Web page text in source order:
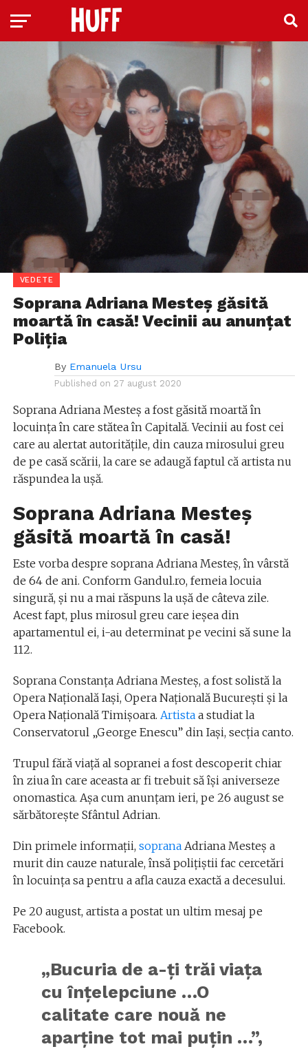
VEDETE
Soprana Adriana Mesteș găsită
moartă în casă! Vecinii au anunțat
Poliția
By Emanuela Ursu
Published on 27 august 2020
Soprana Adriana Mesteș a fost găsită moartă în
locuința în care stătea în Capitală. Vecinii au fost cei
care au alertat autoritățile, din cauza mirosului greu
de pe casă scării, la care se adaugă faptul că artista nu
răspundea la ușă.
Soprana Adriana Mesteș
găsită moartă în casă!
Este vorba despre soprana Adriana Mesteș, în vârstă
de 64 de ani. Conform Gandul.ro, femeia locuia
singură, și nu a mai răspuns la ușă de câteva zile.
Acest fapt, plus mirosul greu care ieșea din
apartamentul ei, i-au determinat pe vecini să sune la
112.
Soprana Constanţa Adriana Mesteş, a fost solistă la
Opera Națională Iași, Opera Națională București și la
Opera Națională Timișoara. Artistaa studiat la
Conservatorul „George Enescu” din Iaşi, secția canto.
Trupul fără viață al sopranei a fost descoperit chiar
în ziua în care aceasta ar fi trebuit să își aniverseze
onomastica. Așa cum anunțam ieri, pe 26 august se
sărbătorește Sfântul Adrian.
Din primele informații, sopranaAdriana Mesteș a
murit din cauze naturale, însă polițiștii fac cercetări
în locuința sa pentru a afla cauza exactă a decesului.
Pe 20 august, artista a postat un ultim mesaj pe
Facebook.
„Bucuria de a-ți trăi viața
cu înțelepciune …O
calitate care nouă ne
aparține tot mai puțin …”,